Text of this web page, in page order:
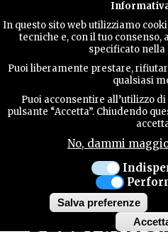
In questo sito web utilizziamo
tecniche e, con il tuo
specificato nella
Puoi liberamente prestare,
qualsiasi
Puoi acconsentire all’utilizzo
pulsante “Accetta”. Chiudendo
No, dammi
Salva preferenze
CONTATTI
URL
MODERNO:
EVOLUZIONE